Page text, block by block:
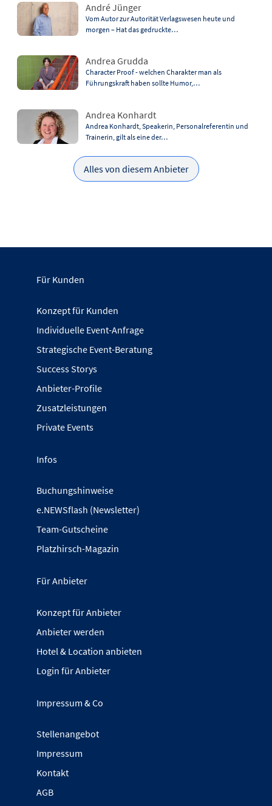
André Jünger
Vom Autor zur Autorität Verlagswesen heute und
morgen – Hat das gedruckte…
Andrea Grudda
Character Proof - welchen Charakter man als
Führungskraft haben sollte Humor,…
Andrea Konhardt
Andrea Konhardt, Speakerin, Personalreferentin und
Trainerin, gilt als eine der…
Alles von diesem Anbieter
Für Kunden
Konzept für Kunden
Individuelle Event-Anfrage
Strategische Event-Beratung
Success Storys
Anbieter-Profile
Zusatzleistungen
Private Events
Infos
Buchungshinweise
e.NEWSflash (Newsletter)
Team-Gutscheine
Platzhirsch-Magazin
Für Anbieter
Konzept für Anbieter
Anbieter werden
Hotel & Location anbieten
Login für Anbieter
Impressum & Co
Stellenangebot
Impressum
Kontakt
AGB